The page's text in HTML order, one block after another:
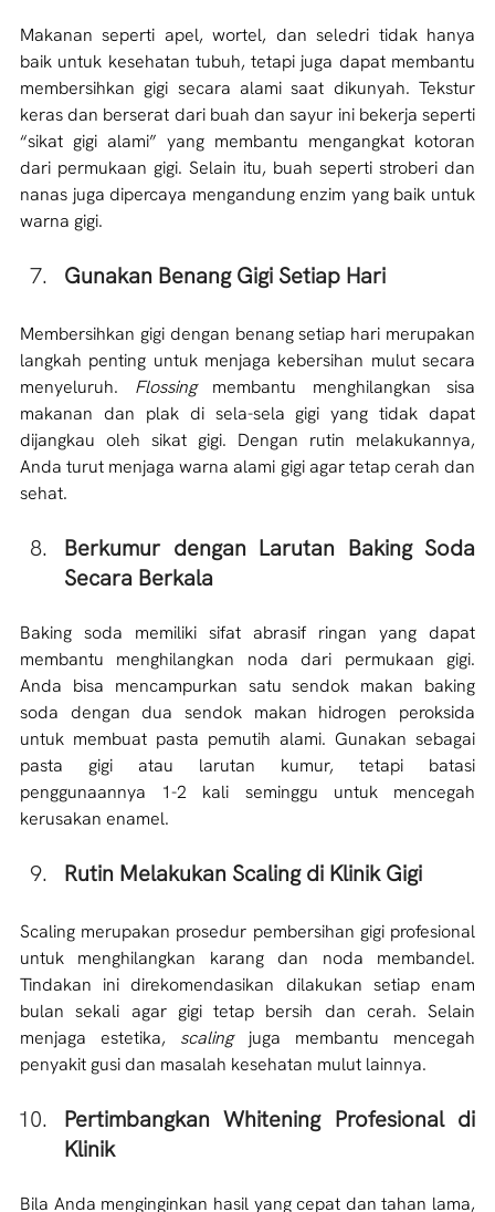
Makanan seperti apel, wortel, dan seledri tidak hanya
baik untuk kesehatan tubuh, tetapi juga dapat membantu
membersihkan gigi secara alami saat dikunyah. Tekstur
keras dan berserat dari buah dan sayur ini bekerja seperti
“sikat gigi alami” yang membantu mengangkat kotoran
dari permukaan gigi. Selain itu, buah seperti stroberi dan
nanas juga dipercaya mengandung enzim yang baik untuk
warna gigi.
Gunakan Benang Gigi Setiap Hari
Membersihkan gigi dengan benang setiap hari merupakan
langkah penting untuk menjaga kebersihan mulut secara
menyeluruh. Flossing membantu menghilangkan sisa
makanan dan plak di sela-sela gigi yang tidak dapat
dijangkau oleh sikat gigi. Dengan rutin melakukannya,
Anda turut menjaga warna alami gigi agar tetap cerah dan
sehat.
Berkumur dengan Larutan Baking Soda
Secara Berkala
Baking soda memiliki sifat abrasif ringan yang dapat
membantu menghilangkan noda dari permukaan gigi.
Anda bisa mencampurkan satu sendok makan baking
soda dengan dua sendok makan hidrogen peroksida
untuk membuat pasta pemutih alami. Gunakan sebagai
pasta gigi atau larutan kumur, tetapi batasi
penggunaannya 1-2 kali seminggu untuk mencegah
kerusakan enamel.
Rutin Melakukan Scaling di Klinik Gigi
Scaling merupakan prosedur pembersihan gigi profesional
untuk menghilangkan karang dan noda membandel.
Tindakan ini direkomendasikan dilakukan setiap enam
bulan sekali agar gigi tetap bersih dan cerah. Selain
menjaga estetika, scaling juga membantu mencegah
penyakit gusi dan masalah kesehatan mulut lainnya.
Pertimbangkan Whitening Profesional di
Klinik